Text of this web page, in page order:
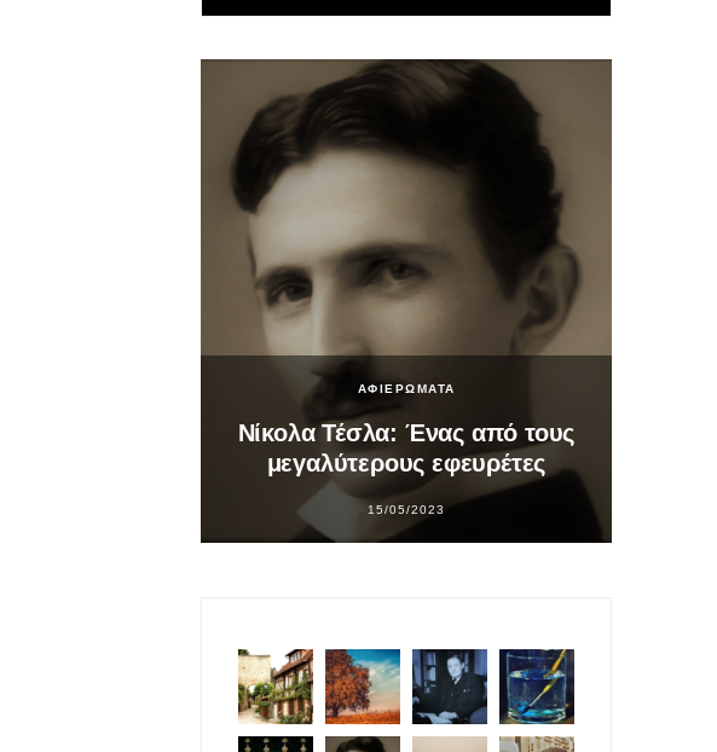
ΑΦΙΕΡΩΜΑΤΑ
Νίκολα Τέσλα: Ένας από τους
μεγαλύτερους εφευρέτες
15/05/2023